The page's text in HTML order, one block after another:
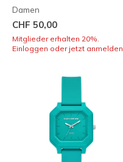
Damen
CHF 50,00
Mitglieder erhalten 20%.
Einloggen oder jetzt anmelden.